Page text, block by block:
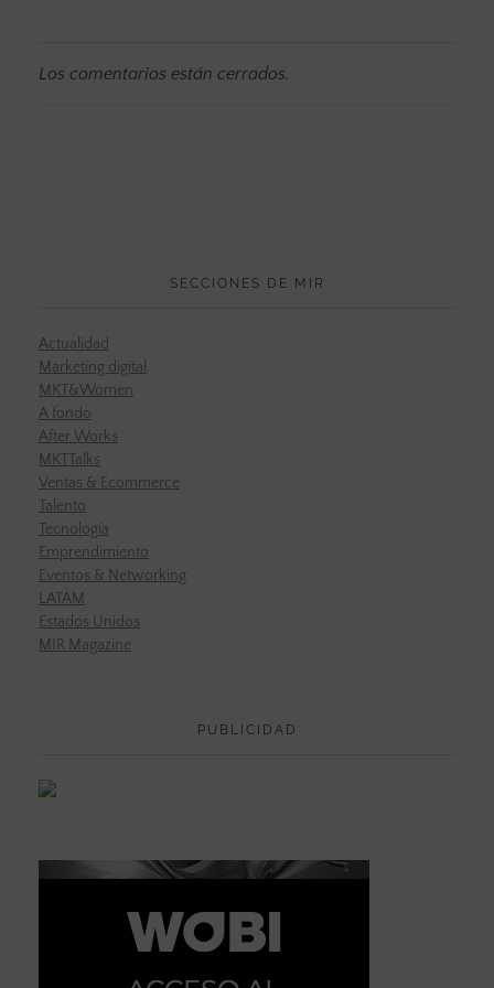
Los comentarios están cerrados.
SECCIONES DE MIR
Actualidad
Marketing digital
MKT&Women
A fondo
After Works
MKTTalks
Ventas & Ecommerce
Talento
Tecnología
Emprendimiento
Eventos & Networking
LATAM
Estados Unidos
MIR Magazine
PUBLICIDAD